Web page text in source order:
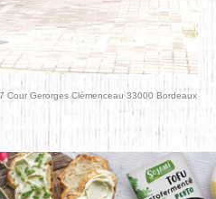
Cour Gerorges Clémenceau 33000 Bordeaux